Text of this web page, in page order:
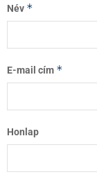
Név *
E-mail cím *
Honlap